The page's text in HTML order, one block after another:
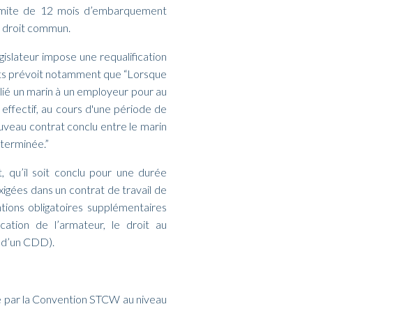
de 12 mois d’embarquement
commun.
impose une requalification
prévoit notamment que “Lorsque
un marin à un employeur pour au
au cours d'une période de
contrat conclu entre le marin
qu’il soit conclu pour une durée
dans un contrat de travail de
obligatoires supplémentaires
de l’armateur, le droit au
CDD).
la Convention STCW au niveau